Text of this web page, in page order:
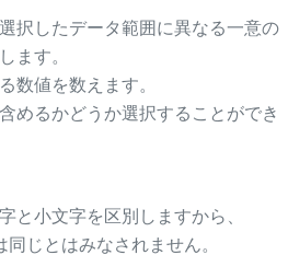
択したデータ範囲に異なる一意の
ます。
数値を数えます。
めるかどうか選択することができ
と小文字を区別しますから、
同じとはみなされません。